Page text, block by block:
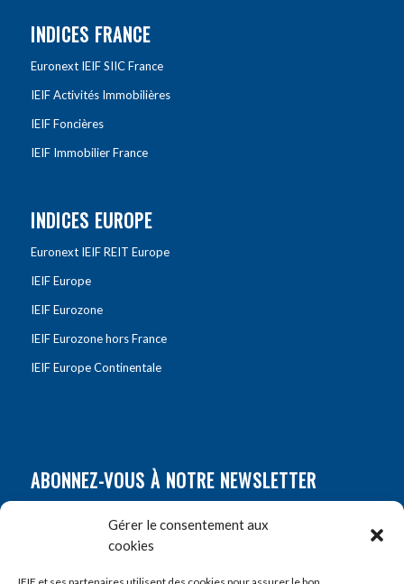
Gérer le consentement aux
cookies
INDICES FRANCE
Euronext IEIF SIIC France
IEIF Activités Immobilières
IEIF Foncières
IEIF Immobilier France
INDICES EUROPE
Euronext IEIF REIT Europe
IEIF Europe
IEIF Eurozone
IEIF Eurozone hors France
IEIF Europe Continentale
ABONNEZ-VOUS À NOTRE NEWSLETTER
Prénom*